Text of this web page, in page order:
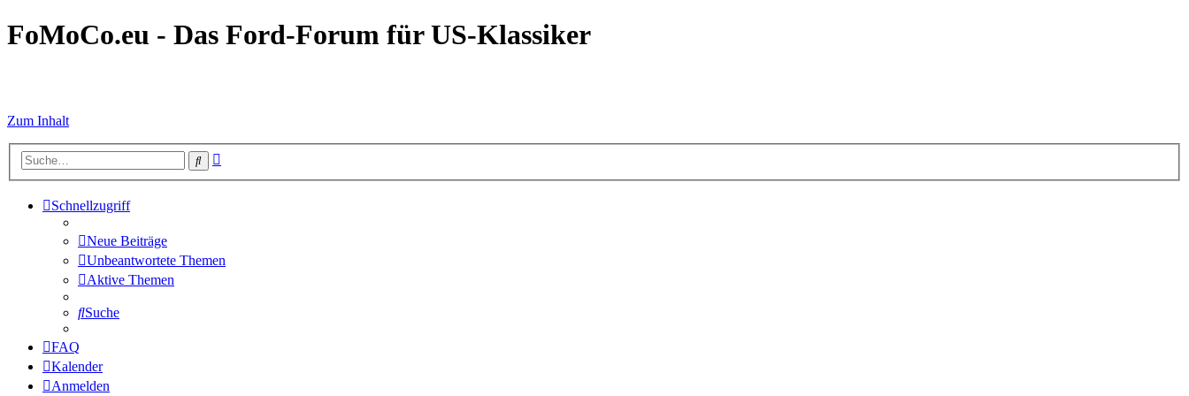
FoMoCo.eu - Das Ford-Forum für US-Klassiker
Zum Inhalt
Suche
Schnellzugriff
Neue Beiträge
Unbeantwortete Themen
Aktive Themen
Suche
FAQ
Kalender
Anmelden